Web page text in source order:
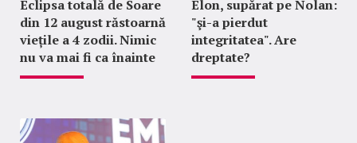
Eclipsa totală de Soare
din 12 august răstoarnă
viețile a 4 zodii. Nimic
nu va mai fi ca înainte
Elon, supărat pe Nolan:
"şi-a pierdut
integritatea". Are
dreptate?